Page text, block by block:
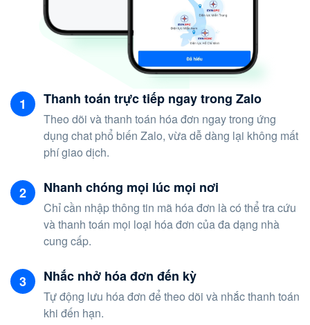
Thanh toán trực tiếp ngay trong Zalo
Theo dõi và thanh toán hóa đơn ngay trong ứng
dụng chat phổ biến Zalo, vừa dễ dàng lại không mất
phí giao dịch.
Nhanh chóng mọi lúc mọi nơi
Chỉ cần nhập thông tin mã hóa đơn là có thể tra cứu
và thanh toán mọi loại hóa đơn của đa dạng nhà
cung cấp.
Nhắc nhở hóa đơn đến kỳ
Tự động lưu hóa đơn để theo dõi và nhắc thanh toán
khi đến hạn.